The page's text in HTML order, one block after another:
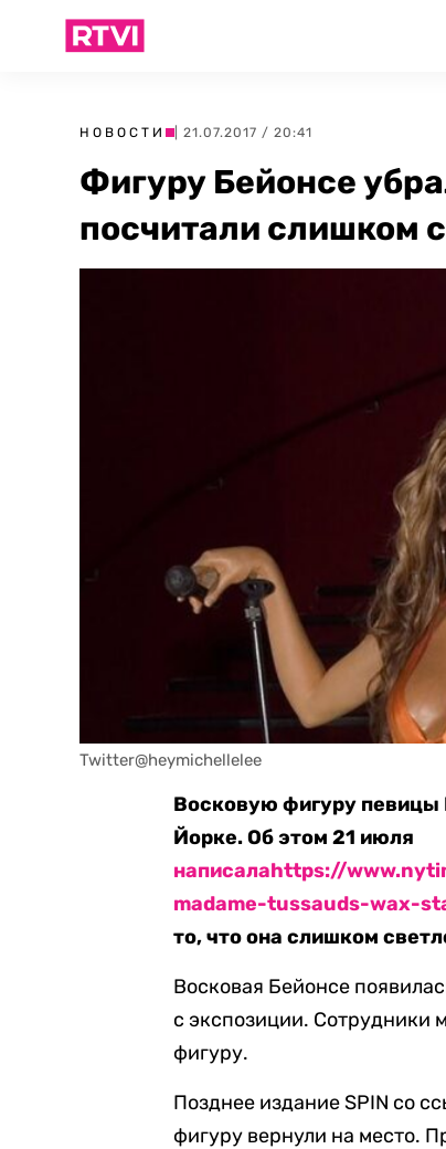
НОВОСТИ | 21.07.2017 / 20:41
Фигуру Бейонсе
посчитали слишком
Twitter@heymichellelee
Восковую фигуру певицы
Йорке. Об этом 21 июля
написалаhttps://
madame-tussauds-wax-
то, что она слишком
Восковая Бейонсе
с экспозиции. Сотрудники
фигуру.
Позднее издание SPIN со
фигуру вернули на место.